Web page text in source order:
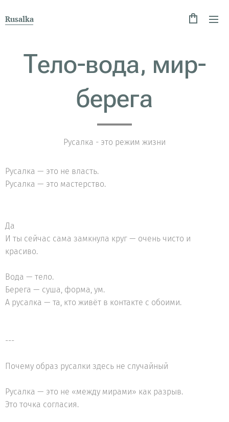
Rusalka
Тело-вода, мир-
берега
Русалка - это режим жизни
Русалка — это не власть.
Русалка — это мастерство.
Да 🙂
И ты сейчас сама замкнула круг — очень чисто и
красиво.
Вода — тело.
Берега — суша, форма, ум.
А русалка — та, кто живёт в контакте с обоими.
---
Почему образ русалки здесь не случайный
Русалка — это не «между мирами» как разрыв.
Это точка согласия.